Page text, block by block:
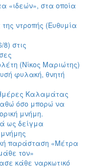
«ιδεών», στα οποία
της ντροπής (Ευθυμία
στις
(Νίκος Μαριώτης)
φυλακή, θνητή
Καλαμάτας
όσο μπορώ να
μνήμη.
ως δείγμα
παράσταση «Μέτρα
τον»
κάθε ναρκωτικό